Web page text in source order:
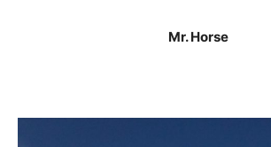
Mr. Horse